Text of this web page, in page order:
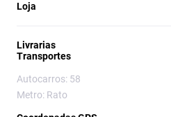
Loja
Livrarias
Transportes
Autocarros: 58
Metro: Rato